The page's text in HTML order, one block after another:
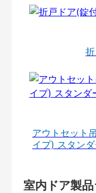
アウトセット
イプ) スタン
室内ドア製